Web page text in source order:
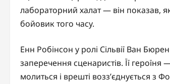
лабораторний халат — він показав,
бойовик того часу.
Енн Робінсон у ролі Сільвії Ван
заперечення сценаристів. Її
молиться і врешті возз’єднується з